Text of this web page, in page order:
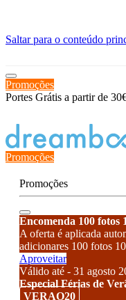
Saltar para o conteúdo
Promoções
Portes Grátis a partir de
Promoções
Promoções
Encomenda 100 fotos
A oferta é aplicada
adicionares 100 fotos
Aproveitar
Válido até - 31 agosto
Especial Férias de
VERAO20
≡